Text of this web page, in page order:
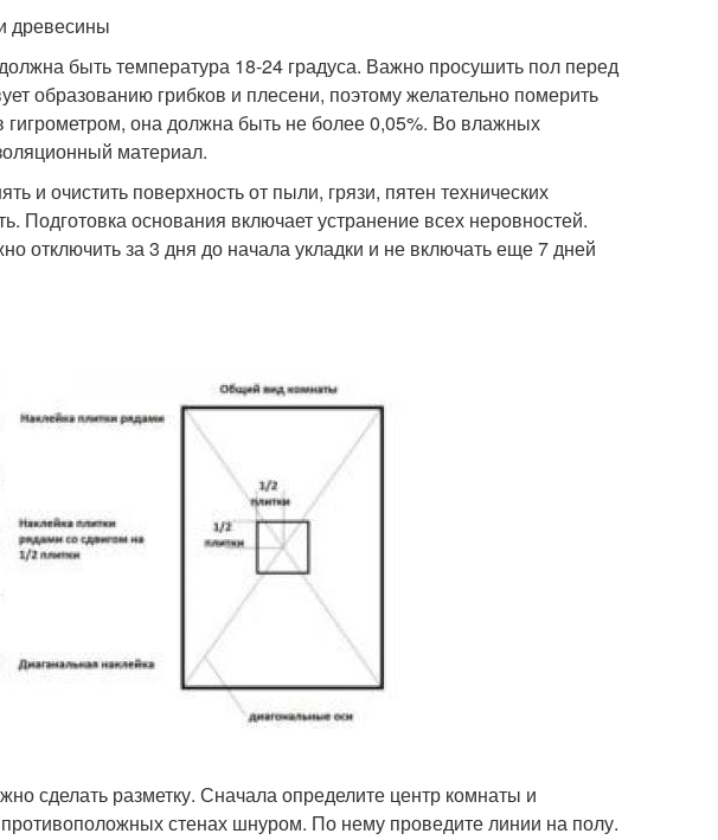
древесины
быть температура 18-24 градуса. Важно просушить пол перед
образованию грибков и плесени, поэтому желательно померить
она должна быть не более 0,05%. Во влажных
материал.
и очистить поверхность от пыли, грязи, пятен технических
Подготовка основания включает устранение всех неровностей.
отключить за 3 дня до начала укладки и не включать еще 7 дней
сделать разметку. Сначала определите центр комнаты и
стенах шнуром. По нему проведите линии на полу.